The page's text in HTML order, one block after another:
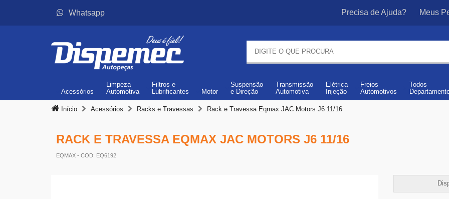
Whatsapp Precisa de Ajuda? Meus
Acessórios
Limpeza
Automotiva
Filtros e
Lubrificantes
Motor
Suspensão
e Direção
Transmissão
Automotiva
Elétrica
Injeção
Freios
Automotivos
Todos
Início Acessórios Racks e Travessas Rack e Travessa Eqmax JAC Motors J6 11/16
RACK E TRAVESSA EQMAX JAC MOTORS J6 11/16
EQMAX - COD: EQ6192